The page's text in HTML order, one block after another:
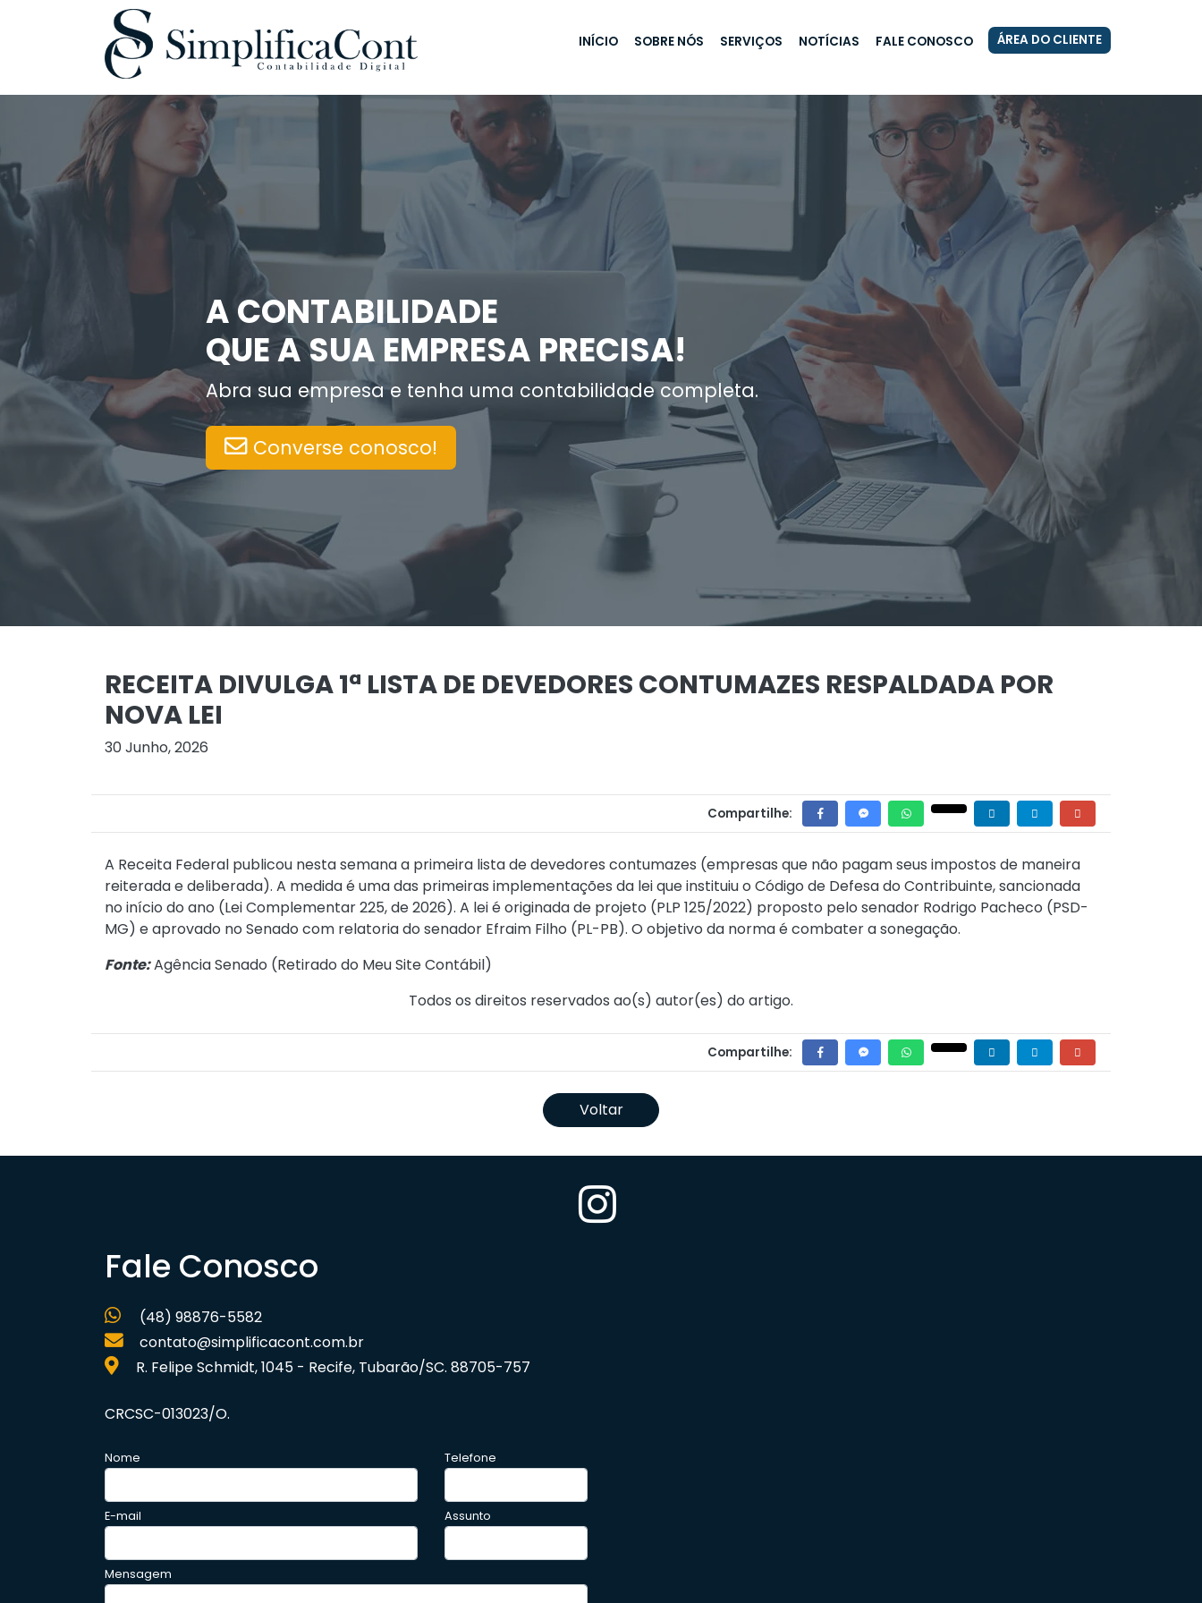
INÍCIO SOBRE NÓS SERVIÇOS NOTÍCIAS FALE CONOSCO ÁREA DO CLIENTE
A CONTABILIDADE
QUE A SUA EMPRESA PRECISA!
Abra sua empresa e tenha uma contabilidade completa.
Converse conosco!
RECEITA DIVULGA 1ª LISTA DE DEVEDORES CONTUMAZES RESPALDADA POR
NOVA LEI
30 Junho, 2026
Compartilhe:
A Receita Federal publicou nesta semana a primeira lista de devedores contumazes (empresas que não pagam seus impostos de maneira
reiterada e deliberada). A medida é uma das primeiras implementações da lei que instituiu o Código de Defesa do Contribuinte, sancionada
no início do ano (Lei Complementar 225, de 2026). A lei é originada de projeto (PLP 125/2022) proposto pelo senador Rodrigo Pacheco (PSD-
MG) e aprovado no Senado com relatoria do senador Efraim Filho (PL-PB). O objetivo da norma é combater a sonegação.
Fonte:Agência Senado (Retirado do Meu Site Contábil)
Todos os direitos reservados ao(s) autor(es) do artigo.
Compartilhe:
Voltar
Fale Conosco
(48) 98876-5582
contato@simplificacont.com.br
R. Felipe Schmidt, 1045 - Recife, Tubarão/SC. 88705-757
CRCSC-013023/O.
Nome Telefone
E-mail Assunto
Mensagem